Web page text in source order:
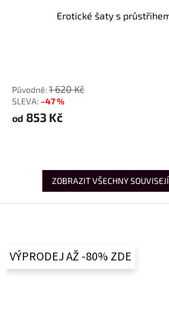
Erotické šaty s
1 620 Kč
–47 %
od 853 Kč
ZOBRAZIT VŠECHNY
VÝPRODEJ AŽ -80% ZDE